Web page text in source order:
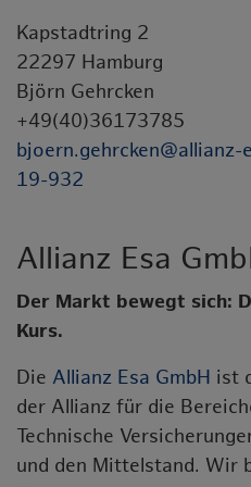
Allianz Esa
Der Markt bewegt sich:
Kurs.
Die Allianz Esa GmbH ist
der Allianz für die
Technische
und den Mittelstand. Wir
Kapstadtring 2
22297 Hamburg
Björn Gehrcken
+49(40)36173785
bjoern.gehrcken@allianz-
19-932